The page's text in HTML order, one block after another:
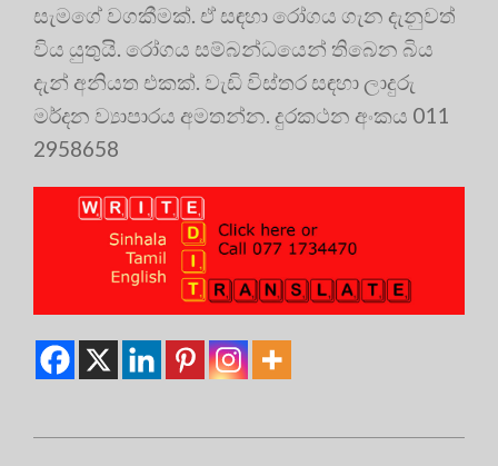
සැමගේ වගකීමක්. ඒ සඳහා රෝගය ගැන දැනුවත්
විය යුතුයි. රෝගය සම්බන්ධයෙන් තිබෙන බිය
දැන් අනියත එකක්. වැඩි විස්තර සඳහා ලාදුරු
මර්දන ව්‍යාපාරය අමතන්න. දුරකථන අංකය 011
2958658